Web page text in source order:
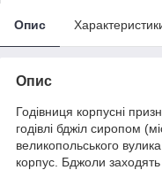
Опис
Опис
Годівниця корпусні
годівлі бджіл сиропом
великопольського
корпус. Бджоли заходять